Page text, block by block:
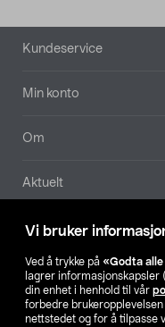
Vi bruker
Ved å trykke på «Godta
lagrer informasjonskapsler
din enhet i henhold til vår
forbedre
nettstedet og for å tilpasse
Bunntekst
Kundeservice
Min konto
Om
Aktuelt
Våre selskaper